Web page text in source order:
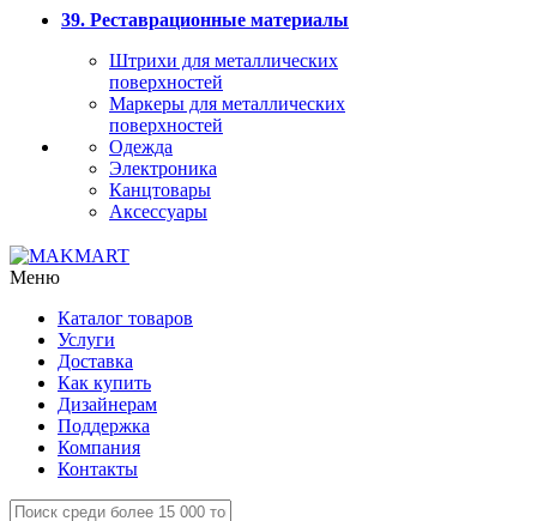
39. Реставрационные материалы
Штрихи для металлических
поверхностей
Маркеры для металлических
поверхностей
Одежда
Электроника
Канцтовары
Аксессуары
Меню
Каталог товаров
Услуги
Доставка
Как купить
Дизайнерам
Поддержка
Компания
Контакты